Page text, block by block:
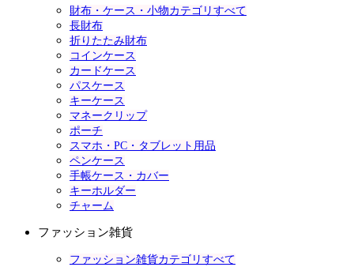
財布・ケース・小物カテゴリすべて
長財布
折りたたみ財布
コインケース
カードケース
パスケース
キーケース
マネークリップ
ポーチ
スマホ・PC・タブレット用品
ペンケース
手帳ケース・カバー
キーホルダー
チャーム
ファッション雑貨
ファッション雑貨カテゴリすべて